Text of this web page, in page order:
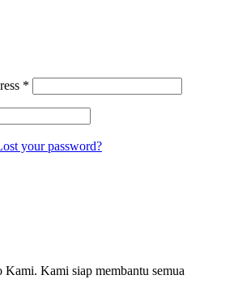
*
your password?
Kami. Kami siap membantu semua